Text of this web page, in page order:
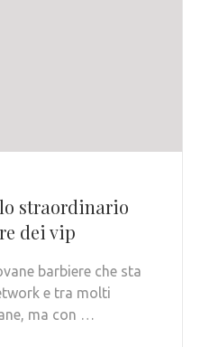
straordinario
dei vip
barbiere che sta
e tra molti
ma con …